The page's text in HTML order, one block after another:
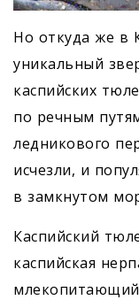
Но откуда же в
уникальный
каспийских
по речным
ледникового
исчезли, и
в замкнутом
Каспийский
каспийская